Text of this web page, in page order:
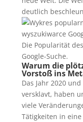
deutlich
Die Popularität
Google-Suche.
Warum die
Vorstoß ins
Das Jahr 2020
versklavt, haben
viele
Tätigkeiten in